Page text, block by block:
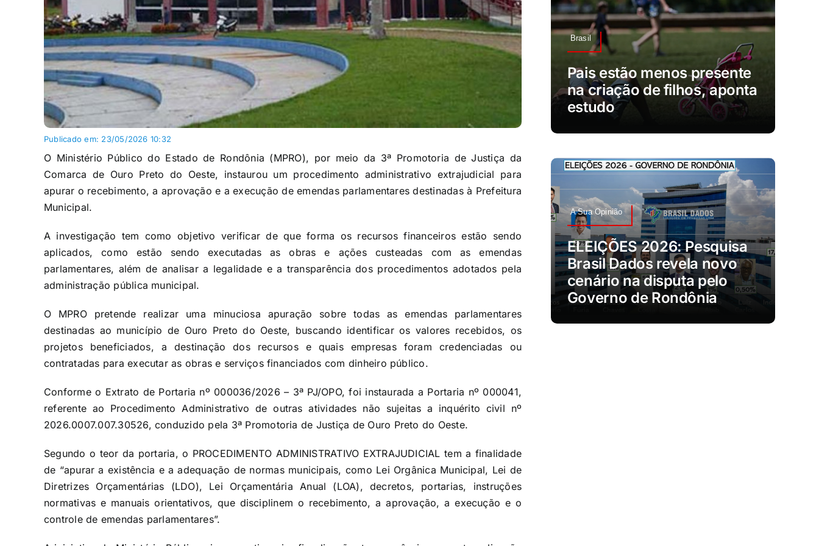
Publicado em: 23/05/2026 10:32
O Ministério Público do Estado de Rondônia (MPRO), por meio da 3ª Promotoria de Justiça da
Comarca de Ouro Preto do Oeste, instaurou um procedimento administrativo extrajudicial para
apurar o recebimento, a aprovação e a execução de emendas parlamentares destinadas à Prefeitura
Municipal.
A investigação tem como objetivo verificar de que forma os recursos financeiros estão sendo
aplicados, como estão sendo executadas as obras e ações custeadas com as emendas
parlamentares, além de analisar a legalidade e a transparência dos procedimentos adotados pela
administração pública municipal.
O MPRO pretende realizar uma minuciosa apuração sobre todas as emendas parlamentares
destinadas ao município de Ouro Preto do Oeste, buscando identificar os valores recebidos, os
projetos beneficiados, a destinação dos recursos e quais empresas foram credenciadas ou
contratadas para executar as obras e serviços financiados com dinheiro público.
Conforme o Extrato de Portaria nº 000036/2026 – 3ª PJ/OPO, foi instaurada a Portaria nº 000041,
referente ao Procedimento Administrativo de outras atividades não sujeitas a inquérito civil nº
2026.0007.007.30526, conduzido pela 3ª Promotoria de Justiça de Ouro Preto do Oeste.
Segundo o teor da portaria, o PROCEDIMENTO ADMINISTRATIVO EXTRAJUDICIAL tem a finalidade
de “apurar a existência e a adequação de normas municipais, como Lei Orgânica Municipal, Lei de
Diretrizes Orçamentárias (LDO), Lei Orçamentária Anual (LOA), decretos, portarias, instruções
normativas e manuais orientativos, que disciplinem o recebimento, a aprovação, a execução e o
controle de emendas parlamentares”.
Brasil
Pais estão menos presente
na criação de filhos, aponta
estudo
A Sua Opinião
ELEIÇÕES 2026: Pesquisa
Brasil Dados revela novo
cenário na disputa pelo
Governo de Rondônia